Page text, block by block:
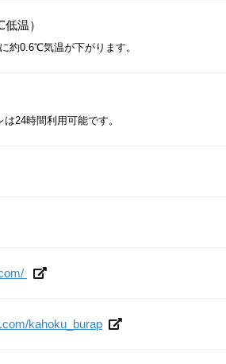
温）
約0.6℃気温が下がります。
24時間利用可能です。
kahoku_burap